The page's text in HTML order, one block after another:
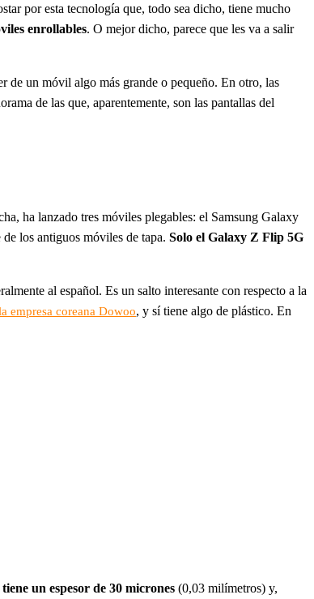
por esta tecnología que, todo sea dicho, tiene mucho
enrollables. O mejor dicho, parece que les va a salir
de un móvil algo más grande o pequeño. En otro, las
de las que, aparentemente, son las pantallas del
ha lanzado tres móviles plegables: el Samsung Galaxy
los antiguos móviles de tapa. Solo el Galaxy Z Flip 5G
al español. Es un salto interesante con respecto a la
empresa coreana Dowoo, y sí tiene algo de plástico. En
un espesor de 30 micrones (0,03 milímetros) y,